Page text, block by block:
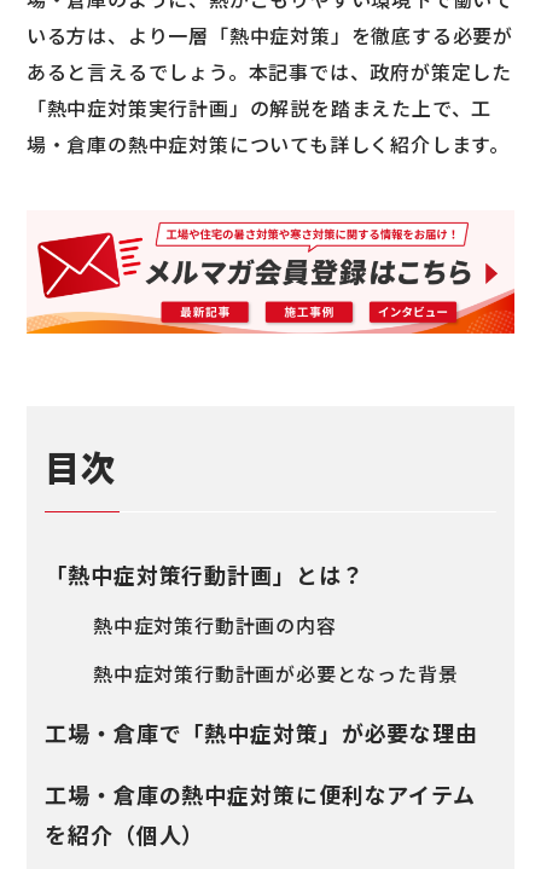
いる方は、より一層「熱中症対策」を徹底する必要が
あると言えるでしょう。本記事では、政府が策定した
「熱中症対策実行計画」の解説を踏まえた上で、工
場・倉庫の熱中症対策についても詳しく紹介します。
目次
「熱中症対策行動計画」とは？
熱中症対策行動計画の内容
熱中症対策行動計画が必要となった背景
工場・倉庫で「熱中症対策」が必要な理由
工場・倉庫の熱中症対策に便利なアイテム
を紹介（個人）